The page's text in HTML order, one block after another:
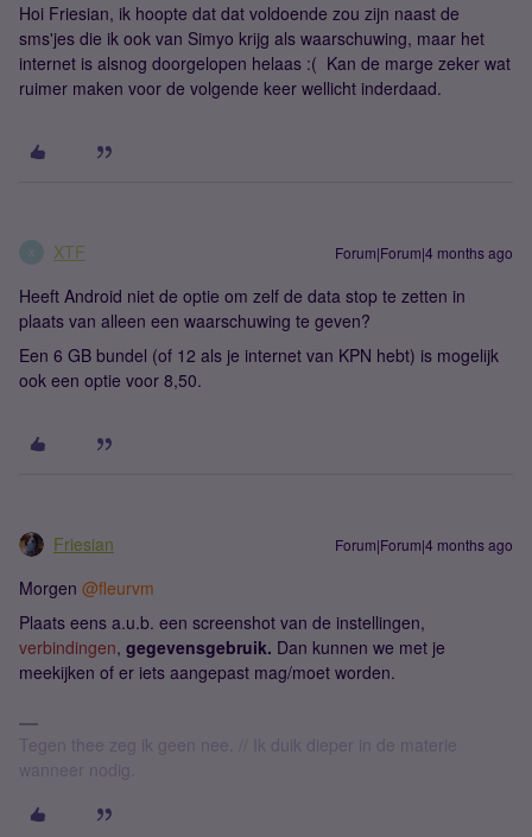
Hoi Friesian, ik hoopte dat dat voldoende zou zijn naast de
sms'jes die ik ook van Simyo krijg als waarschuwing, maar het
internet is alsnog doorgelopen helaas :( Kan de marge zeker wat
ruimer maken voor de volgende keer wellicht inderdaad.
XTF Forum|Forum|4 months ago
Heeft Android niet de optie om zelf de data stop te zetten in
plaats van alleen een waarschuwing te geven?
Een 6 GB bundel (of 12 als je internet van KPN hebt) is mogelijk
ook een optie voor 8,50.
Friesian Forum|Forum|4 months ago
Morgen ​ @fleurvm
Plaats eens a.u.b. een screenshot van de instellingen,
verbindingen, gegevensgebruik. Dan kunnen we met je
meekijken of er iets aangepast mag/moet worden.
Tegen thee zeg ik geen nee. // Ik duik dieper in de materie
wanneer nodig.